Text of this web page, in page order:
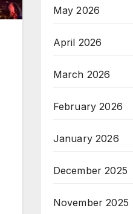
May 2026
April 2026
March 2026
February 2026
January 2026
December 2025
November 2025